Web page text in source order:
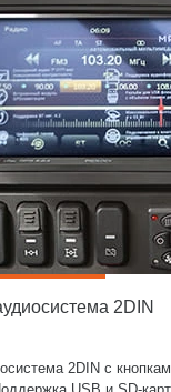
2DIN
2DIN c